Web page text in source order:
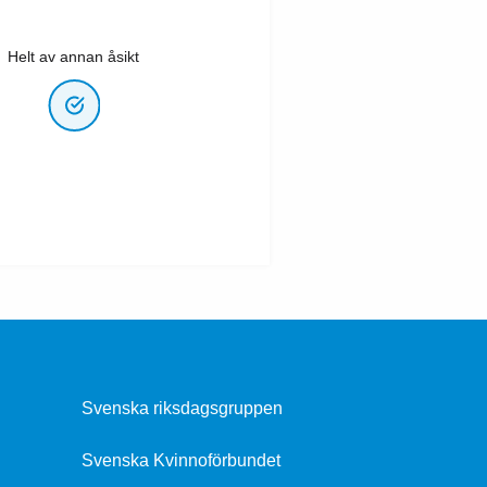
Helt av annan åsikt
Svenska riksdagsgruppen
Svenska Kvinnoförbundet